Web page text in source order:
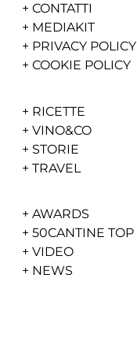
+ CONTATTI
+ MEDIAKIT
+ PRIVACY POLICY
+ COOKIE POLICY
+ RICETTE
+ VINO&CO
+ STORIE
+ TRAVEL
+ AWARDS
+ 50CANTINE TOP
+ VIDEO
+ NEWS